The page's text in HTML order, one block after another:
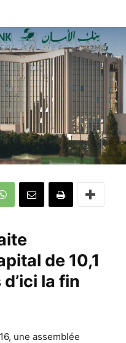
de 10,1
la fin
une assemblée